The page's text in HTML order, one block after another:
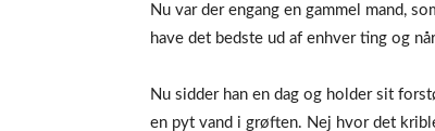
Nu var der engang en gammel mand,
have det bedste ud af enhver ting og
Nu sidder han en dag og holder sit
en pyt vand i grøften. Nej hvor det